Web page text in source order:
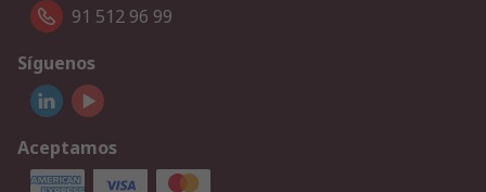
91 512 96 99
Síguenos
Aceptamos